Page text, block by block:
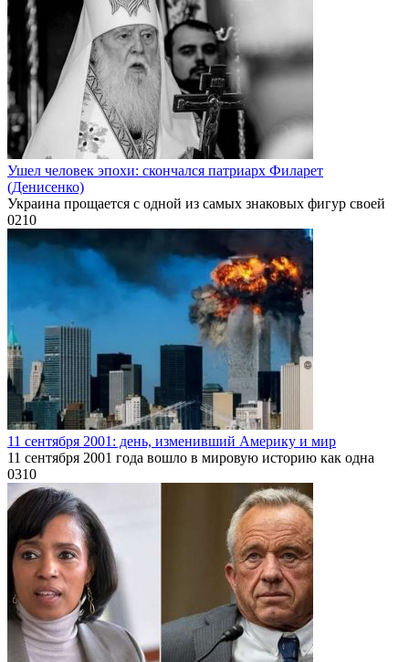
Ушел человек эпохи: скончался патриарх Филарет
(Денисенко)
Украина прощается с одной из самых знаковых фигур своей
0210
11 сентября 2001: день, изменивший Америку и мир
11 сентября 2001 года вошло в мировую историю как одна
0310